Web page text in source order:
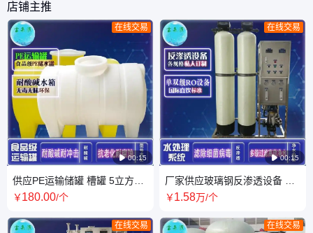
店铺主推
 00:15
在线交易
供应PE运输储罐 槽罐 5立方卧
式 多种规格 卧室水箱 古泉源
￥180.00/个
在线交易
 00:15
在线交易
厂家供应玻璃钢反渗透设备 吉
林反渗 透设备找古泉源
￥1.58万/个
在线交易